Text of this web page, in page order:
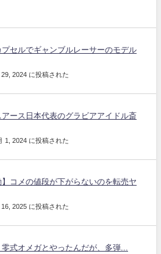
プセルでギャンブルレーサーのモデル
2024 に投稿された
アース日本代表のグラビアアイドル斎
1, 2024 に投稿された
】コメの値段が下がらないのを転売ヤ
2025 に投稿された
式オメガとやったんだが、多弾...